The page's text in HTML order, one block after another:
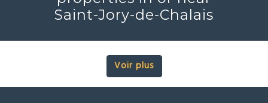
Saint-Jory-de-Chalais
Voir plus